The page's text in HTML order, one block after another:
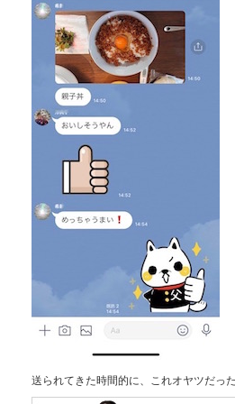
送られてきた時間的に、これオヤツだっ